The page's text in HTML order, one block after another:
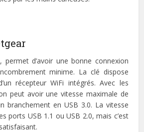
permet d’avoir une bonne connexion
minime. La clé dispose
récepteur WiFi intégrés. Avec les
peut avoir une vitesse maximale de
branchement en USB 3.0. La vitesse
ports USB 1.1 ou USB 2.0, mais c’est